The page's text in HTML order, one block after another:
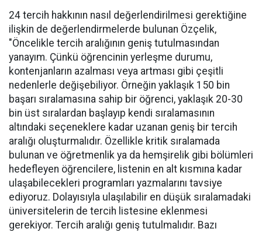
24 tercih hakkının nasıl değerlendirilmesi gerektiğine
ilişkin de değerlendirmelerde bulunan Özçelik,
"Öncelikle tercih aralığının geniş tutulmasından
yanayım. Çünkü öğrencinin yerleşme durumu,
kontenjanların azalması veya artması gibi çeşitli
nedenlerle değişebiliyor. Örneğin yaklaşık 150 bin
başarı sıralamasına sahip bir öğrenci, yaklaşık 20-30
bin üst sıralardan başlayıp kendi sıralamasının
altındaki seçeneklere kadar uzanan geniş bir tercih
aralığı oluşturmalıdır. Özellikle kritik sıralamada
bulunan ve öğretmenlik ya da hemşirelik gibi bölümleri
hedefleyen öğrencilere, listenin en alt kısmına kadar
ulaşabilecekleri programları yazmalarını tavsiye
ediyoruz. Dolayısıyla ulaşılabilir en düşük sıralamadaki
üniversitelerin de tercih listesine eklenmesi
gerekiyor. Tercih aralığı geniş tutulmalıdır. Bazı